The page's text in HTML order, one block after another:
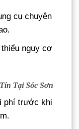
cụ chuyên
nguy cơ
Tại Sóc Sơn
phí trước khi